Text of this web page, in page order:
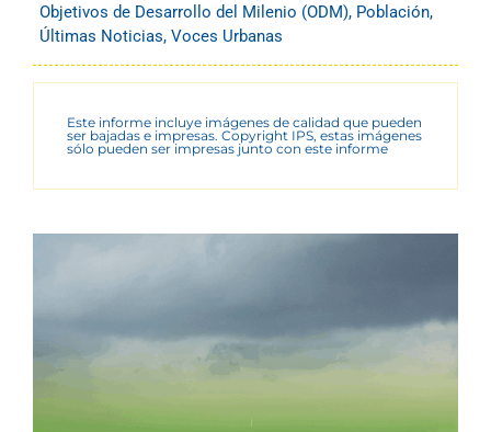
Objetivos de Desarrollo del Milenio (ODM), Población,
Últimas Noticias, Voces Urbanas
Este informe incluye imágenes de calidad que pueden
ser bajadas e impresas. Copyright IPS, estas imágenes
sólo pueden ser impresas junto con este informe